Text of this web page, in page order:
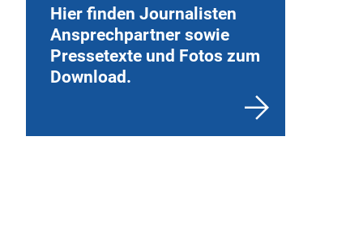
Hier finden Journalisten
Ansprechpartner sowie
Pressetexte und Fotos zum
Download.